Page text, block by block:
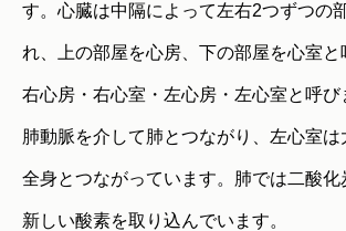
す。心臓は中隔によって左右2つずつの
れ、上の部屋を心房、下の部屋を心室
右心房・右心室・左心房・左心室と呼び
肺動脈を介して肺とつながり、左心室は
全身とつながっています。肺では二酸化
新しい酸素を取り込んでいます。